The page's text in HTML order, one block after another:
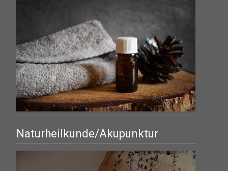
Naturheilkunde/Akupunktur